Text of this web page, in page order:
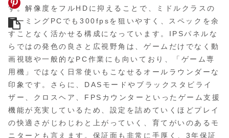
す。解像度をフルHDに抑えることで、ミドルクラスの
ゲーミングPCでも300fpsを狙いやすく、スペックを余
すことなく活かせる構成になっています。IPSパネルな
らではの発色の良さと広視野角は、ゲームだけでなく動
画視聴や一般的なPC作業にも向いており、「ゲーム専
用機」ではなく日常使いもこなせるオールラウンダーな
印象です。さらに、DASモードやブラックスタビライ
ザー、クロスヘア、FPSカウンターといったゲーム支援
機能が充実しているため、設定を詰めていくほどプレイ
の快適さがじわじわと上がっていく、育てがいのあるモ
ニターとも言えます。保証面も非常に手厚く、3年保証